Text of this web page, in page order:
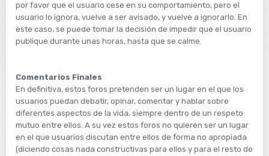
por favor que el usuario cese en su comportamiento, pero el
usuario lo ignora, vuelve a ser avisado, y vuelve a ignorarlo. En
este caso, se puede tomar la decisión de impedir que el usuario
publique durante unas horas, hasta que se calme.
Comentarios Finales
En definitiva, estos foros pretenden ser un lugar en el que los
usuarios puedan debatir, opinar, comentar y hablar sobre
diferentes aspectos de la vida, siempre dentro de un respeto
mutuo entre ellos. A su vez estos foros no quieren ser un lugar
en el que usuarios discutan entre ellos de forma no apropiada
(diciendo cosas nada constructivas para ellos y para el resto de